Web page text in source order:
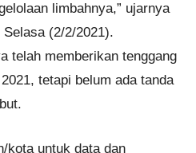
limbahnya,” ujarnya
(2/2/2021).
telah memberikan tenggang
tetapi belum ada tanda
kota untuk data dan